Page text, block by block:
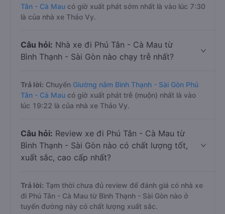
Tân - Cà Mau có giờ xuất phát sớm nhất là vào lúc 7:30
là của nhà xe Thảo Vy.
Câu hỏi: Nhà xe đi Phú Tân - Cà Mau từ
Bình Thạnh - Sài Gòn nào chạy trễ nhất?
Trả lời: Chuyến Giường nằm Bình Thạnh - Sài Gòn Phú
Tân - Cà Mau có giờ xuất phát trễ (muộn) nhất là vào
lúc 19:22 là của nhà xe Thảo Vy.
Câu hỏi: Review xe đi Phú Tân - Cà Mau từ
Bình Thạnh - Sài Gòn nào có chất lượng tốt,
xuất sắc, cao cấp nhất?
Trả lời: Tạm thời chưa đủ review để đánh giá có nhà xe
đi Phú Tân - Cà Mau từ Bình Thạnh - Sài Gòn nào ở
tuyến đường này có chất lượng xuất sắc.